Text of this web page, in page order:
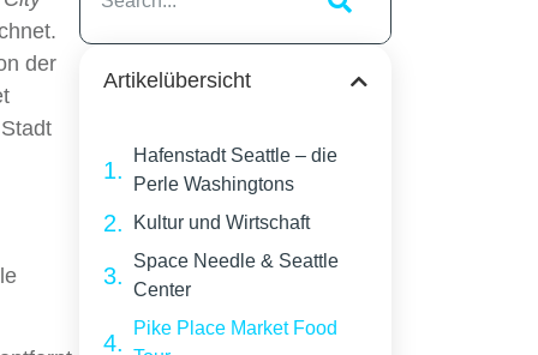
der
Artikelübersicht
Hafenstadt Seattle – die
Perle Washingtons
Kultur und Wirtschaft
Space Needle & Seattle
Center
Pike Place Market Food